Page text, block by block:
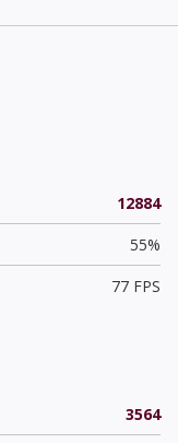
12884
55%
77 FPS
3564